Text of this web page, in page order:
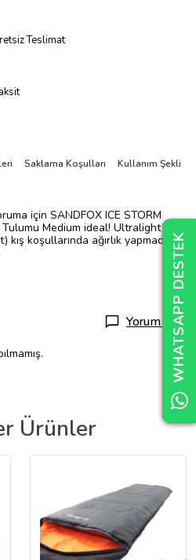
Teslimat
Saklama Koşulları Kullanım Şekli
için SANDFOX ICE STORM
Tulumu Medium ideal! Ultralight
kış koşullarında ağırlık yapmadan
Yorum Yap
Ürünler
WHATSAPP DESTEK
WHATSAPP DESTEK
WHATSAPP DESTEK